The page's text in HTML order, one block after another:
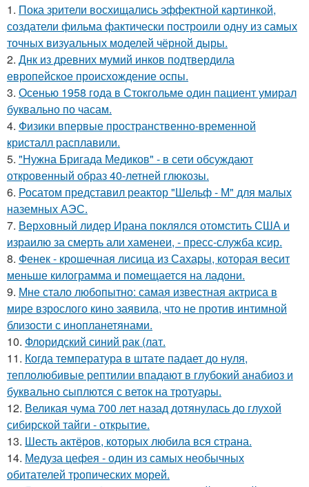
1. Пока зрители восхищались эффектной картинкой,
создатели фильма фактически построили одну из самых
точных визуальных моделей чёрной дыры.
2. Днк из древних мумий инков подтвердила
европейское происхождение оспы.
3. Осенью 1958 года в Стокгольме один пациент умирал
буквально по часам.
4. Физики впервые пространственно-временной
кристалл расплавили.
5. "Нужна Бригада Медиков" - в сети обсуждают
откровенный образ 40-летней глюкозы.
6. Росатом представил реактор "Шельф - М" для малых
наземных АЭС.
7. Верховный лидер Ирана поклялся отомстить США и
израилю за смерть али хаменеи, - пресс-служба ксир.
8. Фенек - крошечная лисица из Сахары, которая весит
меньше килограмма и помещается на ладони.
9. Мне стало любопытно: самая известная актриса в
мире взрослого кино заявила, что не против интимной
близости с инопланетянами.
10. Флоридский синий рак (лат.
11. Когда температура в штате падает до нуля,
теплолюбивые рептилии впадают в глубокий анабиоз и
буквально сыплются с веток на тротуары.
12. Великая чума 700 лет назад дотянулась до глухой
сибирской тайги - открытие.
13. Шесть актёров, которых любила вся страна.
14. Медуза цефея - один из самых необычных
обитателей тропических морей.